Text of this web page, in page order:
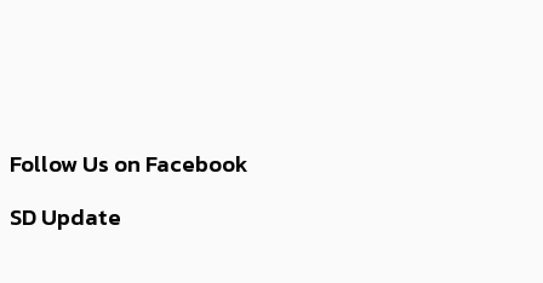
Follow Us on Facebook
SD Update